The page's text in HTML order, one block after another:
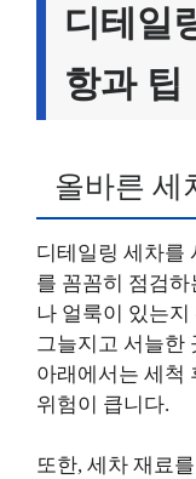
디테일
항과 팁
올바른 세
디테일링 세차를
를 꼼꼼히 점검
나 얼룩이 있는
그늘지고 서늘한
아래에서는 세척
위험이 큽니다.
또한, 세차 재료